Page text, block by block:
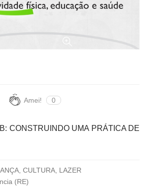
Amei! 0
CONSTRUINDO UMA PRÁTICA DE
CULTURA, LAZER
(RE)